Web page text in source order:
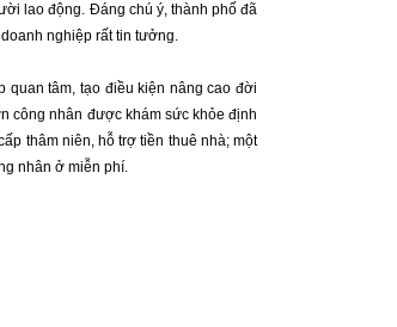
lao động. Đáng chú ý, thành phố đã
nghiệp rất tin tưởng.
quan tâm, tạo điều kiện nâng cao đời
công nhân được khám sức khỏe định
thâm niên, hỗ trợ tiền thuê nhà; một
nhân ở miễn phí.